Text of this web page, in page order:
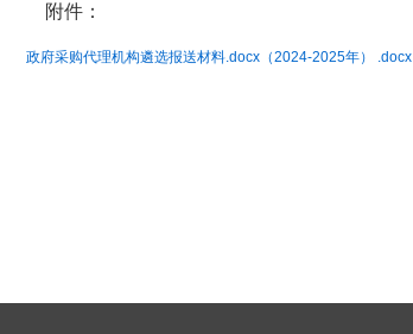
附件：
政府采购代理机构遴选报送材料.docx（2024-2025年） .docx